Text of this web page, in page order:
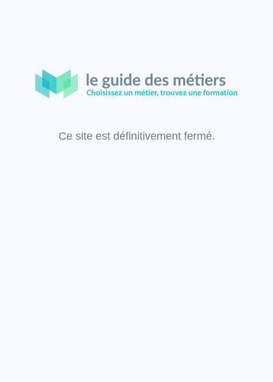
Ce site est définitivement fermé.